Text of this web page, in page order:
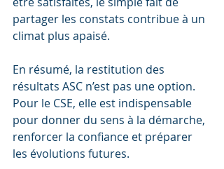
partager les constats contribue à un
climat plus apaisé.
En résumé, la restitution des
résultats ASC n’est pas une option.
Pour le CSE, elle est indispensable
pour donner du sens à la démarche,
renforcer la confiance et préparer
les évolutions futures.